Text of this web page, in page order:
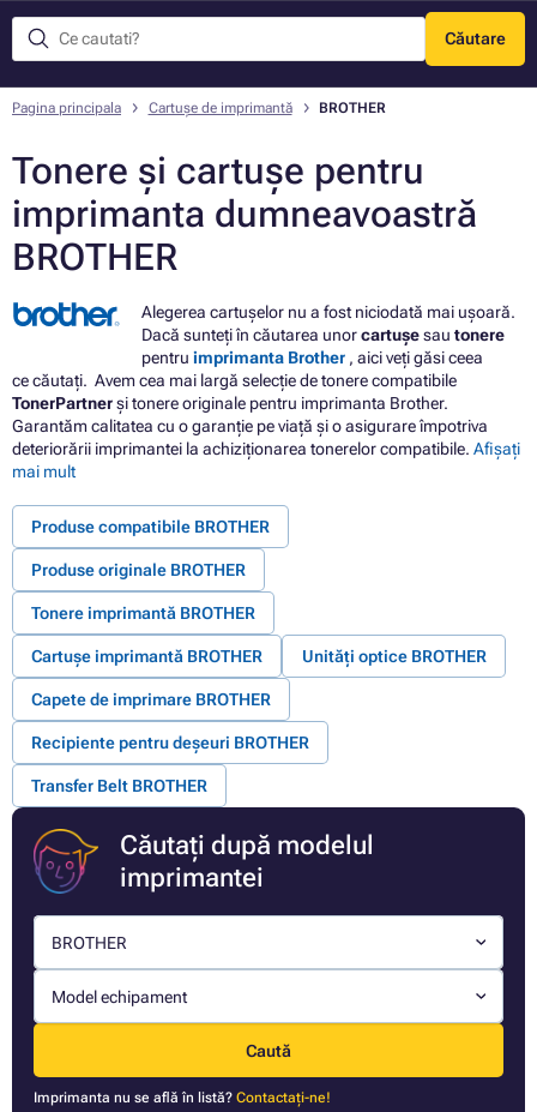
Căutare
Meniu
Pagina principala Cartușe de imprimantă BROTHER
Tonere și cartușe pentru
imprimanta dumneavoastră
BROTHER
Alegerea cartuşelor nu a fost niciodată mai ușoară.
Dacă sunteți în căutarea unorcartușesau tonere
pentru imprimanta Brother , aici veți găsi ceea
ce căutați. Avem cea mai largă selecție de tonere compatibile
TonerPartnerși tonere originale pentru imprimanta Brother.
Garantăm calitatea cu o garanție pe viață și o asigurare împotriva
deteriorării imprimantei la achiziționarea tonerelor compatibile. Afișați
mai mult
Produse compatibile BROTHER
Produse originale BROTHER
Tonere imprimantă BROTHER
Cartușe imprimantă BROTHER Unități optice BROTHER
Capete de imprimare BROTHER
Recipiente pentru deșeuri BROTHER
Transfer Belt BROTHER
Căutați după modelul
imprimantei
BROTHER
Model echipament
Caută
Imprimanta nu se află în listă? Contactați-ne!